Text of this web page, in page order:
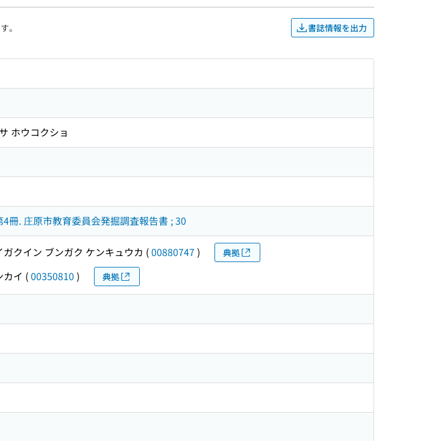
。 書誌情報を出力
ホウコクショ
冊. 庄原市教育委員会発掘調査報告書 ; 30
クイン ブンガク ケンキュウカ (00880747 ) 典拠
イ (00350810 ) 典拠